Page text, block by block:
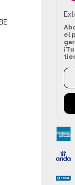
el